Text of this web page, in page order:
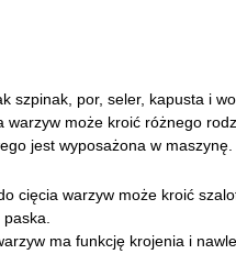
szpinak, por, seler, kapusta i
może kroić różnego
jest wyposażona w maszynę.
cięcia warzyw może kroić
ma funkcję krojenia i